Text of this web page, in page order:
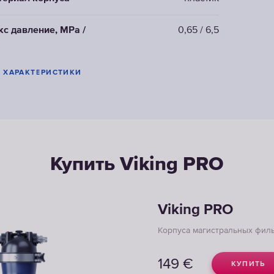
давление, MPa /
0,65 / 6,5
ХАРАКТЕРИСТИКИ
Купить Viking PRO
Viking PRO
Корпуса магистральных
149 € КУПИТЬ